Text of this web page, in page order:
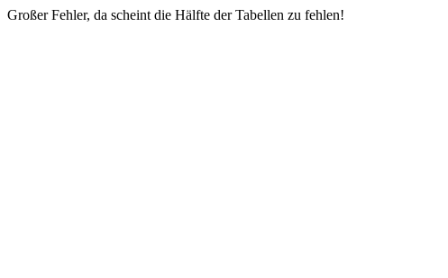
Großer Fehler, da scheint die Hälfte der Tabellen zu fehlen!